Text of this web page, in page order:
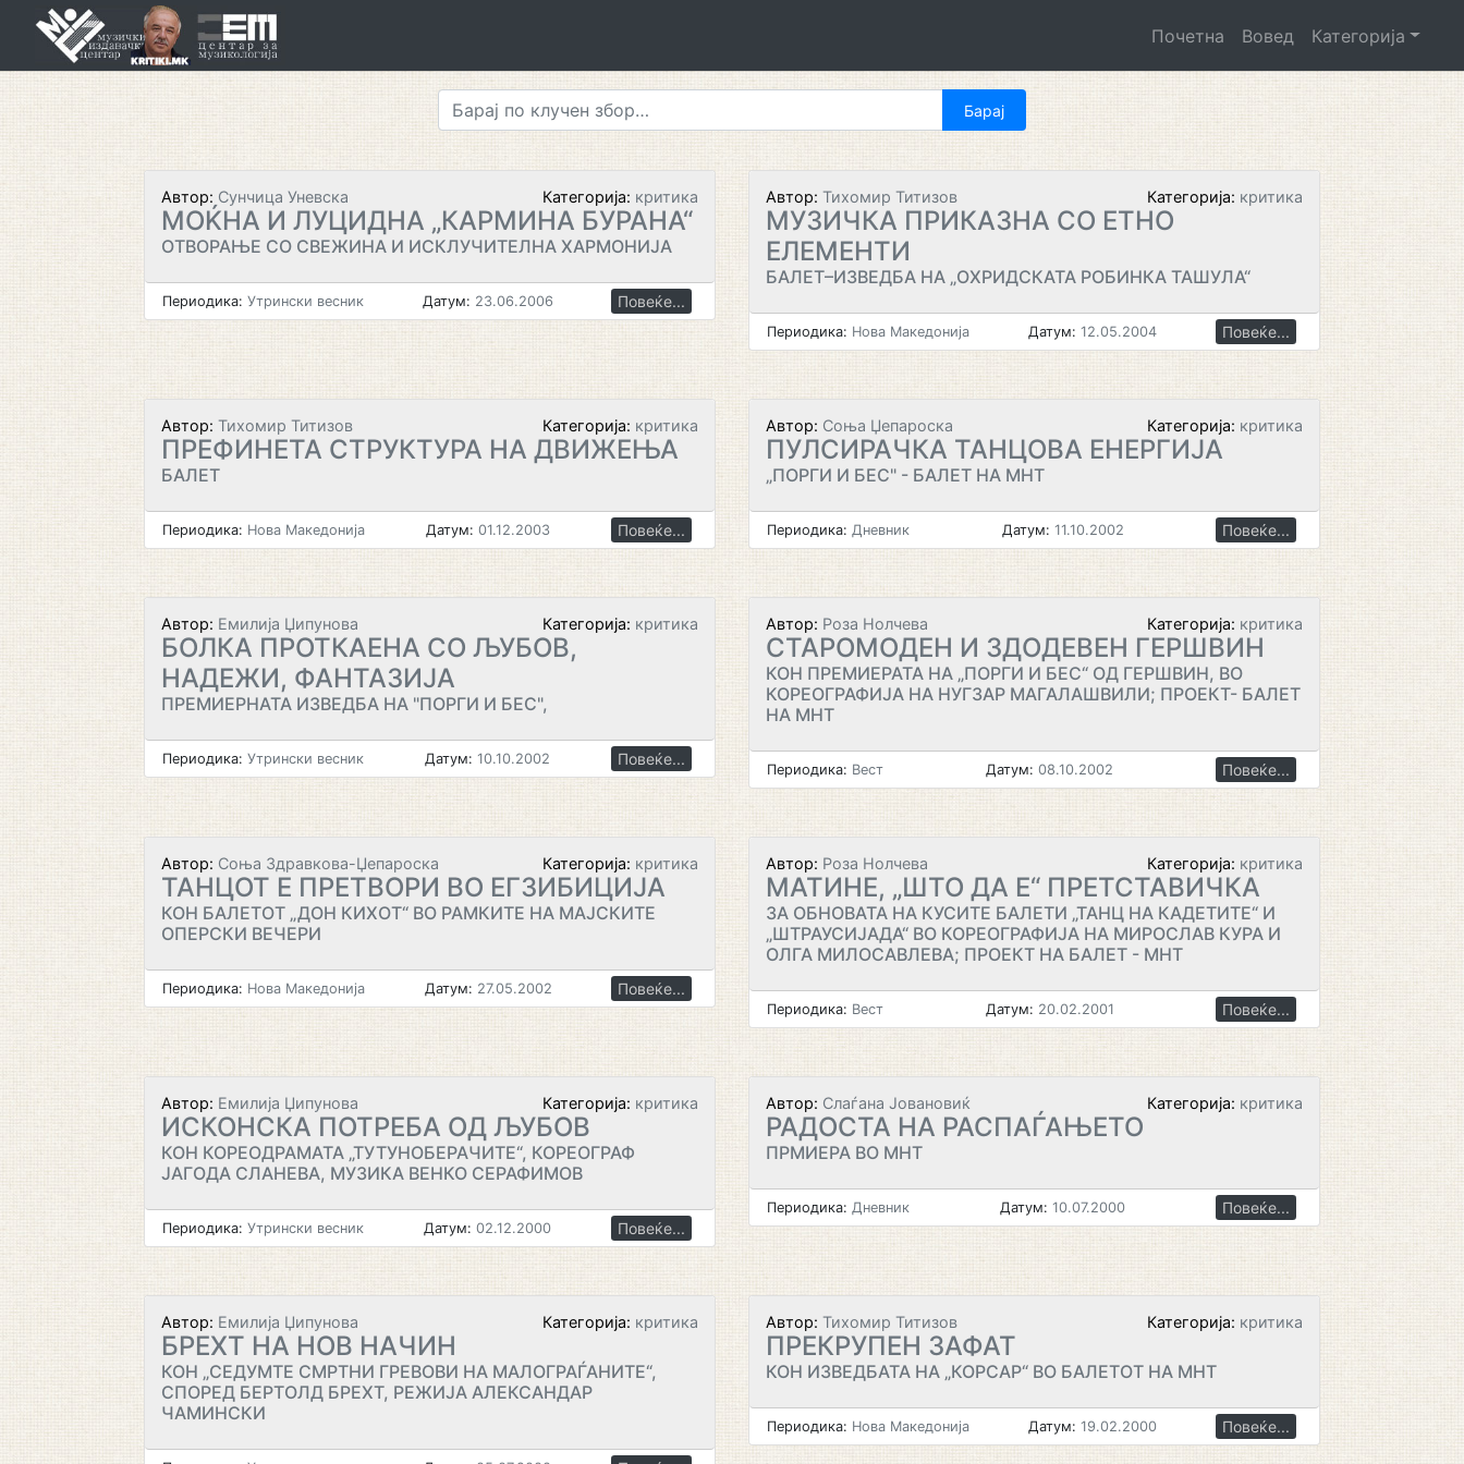
Почетна Вовед Категорија
Автор: Сунчица Уневска Категорија: критика
МОЌНА И ЛУЦИДНА „КАРМИНА БУРАНА“
ОТВОРАЊЕ СО СВЕЖИНА И ИСКЛУЧИТЕЛНА ХАРМОНИЈА
Периодика: Утрински весник Датум: 23.06.2006 Повеќе...
Автор: Тихомир Титизов Категорија: критика
МУЗИЧКА ПРИКАЗНА СО ЕТНО
ЕЛЕМЕНТИ
БАЛЕТ–ИЗВЕДБА НА „ОХРИДСКАТА РОБИНКА ТАШУЛА“
Периодика: Нова Македонија Датум: 12.05.2004 Повеќе...
Автор: Тихомир Титизов Категорија: критика
ПРЕФИНЕТА СТРУКТУРА НА ДВИЖЕЊА
БАЛЕТ
Периодика: Нова Македонија Датум: 01.12.2003 Повеќе...
Автор: Соња Џепароска Категорија: критика
ПУЛСИРАЧКА ТАНЦОВА ЕНЕРГИЈА
„ПОРГИ И БЕС" - БАЛЕТ НА МНТ
Периодика: Дневник Датум: 11.10.2002 Повеќе...
Автор: Емилија Џипунова Категорија: критика
БОЛКА ПРОТКАЕНА СО ЉУБОВ,
НАДЕЖИ, ФАНТАЗИЈА
ПРЕМИЕРНАТА ИЗВЕДБА НА "ПОРГИ И БЕС",
Периодика: Утрински весник Датум: 10.10.2002 Повеќе...
Автор: Роза Нолчева Категорија: критика
СТАРОМОДЕН И ЗДОДЕВЕН ГЕРШВИН
КОН ПРЕМИЕРАТА НА „ПОРГИ И БЕС“ ОД ГЕРШВИН, ВО
КОРЕОГРАФИЈА НА НУГЗАР МАГАЛАШВИЛИ; ПРОЕКТ- БАЛЕТ
НА МНТ
Периодика: Вест Датум: 08.10.2002 Повеќе...
Автор: Соња Здравкова-Џепароска Категорија: критика
ТАНЦОТ Е ПРЕТВОРИ ВО ЕГЗИБИЦИЈА
КОН БАЛЕТОТ „ДОН КИХОТ“ ВО РАМКИТЕ НА МАЈСКИТЕ
ОПЕРСКИ ВЕЧЕРИ
Периодика: Нова Македонија Датум: 27.05.2002 Повеќе...
Автор: Роза Нолчева Категорија: критика
МАТИНЕ, „ШТО ДА Е“ ПРЕТСТАВИЧКА
ЗА ОБНОВАТА НА КУСИТЕ БАЛЕТИ „ТАНЦ НА КАДЕТИТЕ“ И
„ШТРАУСИЈАДА“ ВО КОРЕОГРАФИЈА НА МИРОСЛАВ КУРА И
ОЛГА МИЛОСАВЛЕВА; ПРОЕКТ НА БАЛЕТ - МНТ
Периодика: Вест Датум: 20.02.2001 Повеќе...
Автор: Емилија Џипунова Категорија: критика
ИСКОНСКА ПОТРЕБА ОД ЉУБОВ
КОН КОРЕОДРАМАТА „ТУТУНОБЕРАЧИТЕ“, КОРЕОГРАФ
ЈАГОДА СЛАНЕВА, МУЗИКА ВЕНКО СЕРАФИМОВ
Периодика: Утрински весник Датум: 02.12.2000 Повеќе...
Автор: Слаѓана Јовановиќ Категорија: критика
РАДОСТА НА РАСПАЃАЊЕТО
ПРМИЕРА ВО МНТ
Периодика: Дневник Датум: 10.07.2000 Повеќе...
Автор: Емилија Џипунова Категорија: критика
БРЕХТ НА НОВ НАЧИН
КОН „СЕДУМТЕ СМРТНИ ГРЕВОВИ НА МАЛОГРАЃАНИТЕ“,
СПОРЕД БЕРТОЛД БРЕХТ, РЕЖИЈА АЛЕКСАНДАР
ЧАМИНСКИ
Автор: Тихомир Титизов Категорија: критика
ПРЕКРУПЕН ЗАФАТ
КОН ИЗВЕДБАТА НА „КОРСАР“ ВО БАЛЕТОТ НА МНТ
Периодика: Нова Македонија Датум: 19.02.2000 Повеќе...